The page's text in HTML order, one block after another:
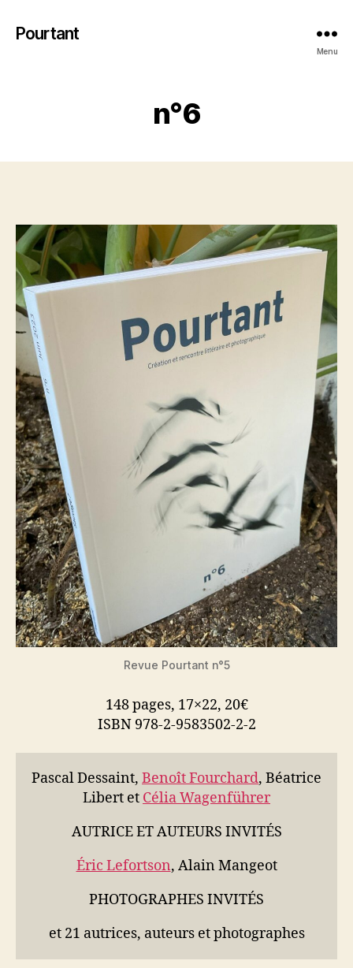
Pourtant
Menu
n°6
Revue Pourtant n°5
148 pages, 17×22, 20€
ISBN 978-2-9583502-2-2
Pascal Dessaint, Benoît Fourchard, Béatrice
Libert et Célia Wagenführer
AUTRICE ET AUTEURS INVITÉS
Éric Lefortson, Alain Mangeot
PHOTOGRAPHES INVITÉS
et 21 autrices, auteurs et photographes